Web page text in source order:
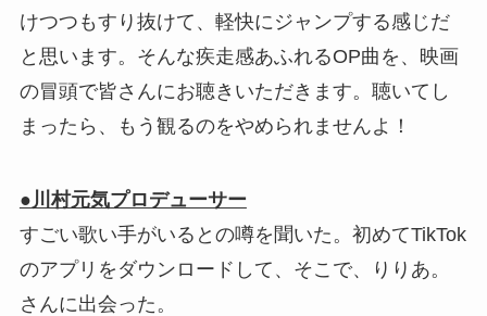
けつつもすり抜けて、軽快にジャンプする感じだ
と思います。そんな疾走感あふれるOP曲を、映画
の冒頭で皆さんにお聴きいただきます。聴いてし
まったら、もう観るのをやめられませんよ！
●川村元気プロデューサー
すごい歌い手がいるとの噂を聞いた。初めてTikTok
のアプリをダウンロードして、そこで、りりあ。
さんに出会った。